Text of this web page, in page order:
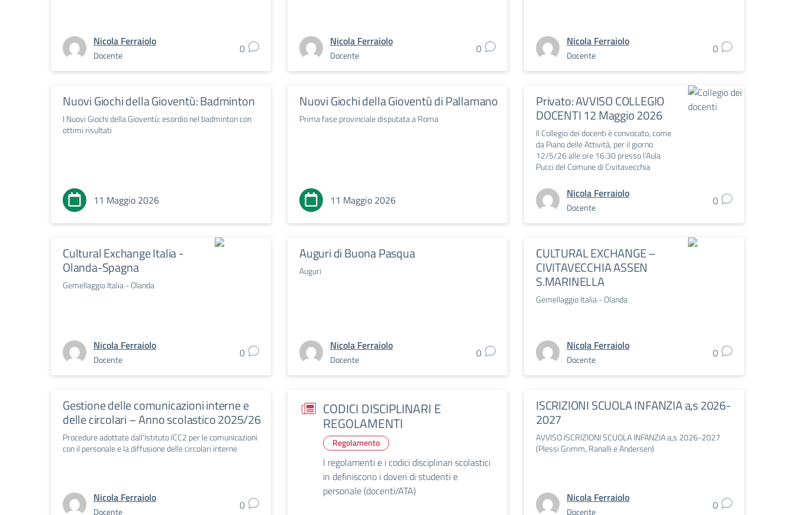
Nicola Ferraiolo
Docente 0
Nicola Ferraiolo
Docente 0
Nicola Ferraiolo
Docente 0
Nuovi Giochi della Gioventù: Badminton
I Nuovi Giochi della Gioventù: esordio nel badminton con
ottimi risultati
11 Maggio 2026
Nuovi Giochi della Gioventù di Pallamano
Prima fase provinciale disputata a Roma
11 Maggio 2026
Privato: AVVISO COLLEGIO
DOCENTI 12 Maggio 2026
Il Collegio dei docenti è convocato, come
da Piano delle Attività, per il giorno
12/5/26 alle ore 16:30 presso l’Aula
Pucci del Comune di Civitavecchia
Nicola Ferraiolo
Docente 0
Cultural Exchange Italia -
Olanda-Spagna
Gemellaggio Italia - Olanda
Nicola Ferraiolo
Docente 0
Auguri di Buona Pasqua
Auguri
Nicola Ferraiolo
Docente 0
CULTURAL EXCHANGE –
CIVITAVECCHIA ASSEN
S.MARINELLA
Gemellaggio Italia - Olanda
Nicola Ferraiolo
Docente 0
Gestione delle comunicazioni interne e
delle circolari – Anno scolastico 2025/26
Procedure adottate dall'Istituto ICC2 per le comunicazioni
con il personale e la diffusione delle circolari interne
Nicola Ferraiolo
Docente 0
CODICI DISCIPLINARI E
REGOLAMENTI
Regolamento
I regolamenti e i codici disciplinari scolastici
in definiscono i doveri di studenti e
personale (docenti/ATA)
ISCRIZIONI SCUOLA INFANZIA a,s 2026-
2027
AVVISO ISCRIZIONI SCUOLA INFANZIA a,s 2026-2027
(Plessi Grimm, Ranalli e Andersen)
Nicola Ferraiolo
Docente 0